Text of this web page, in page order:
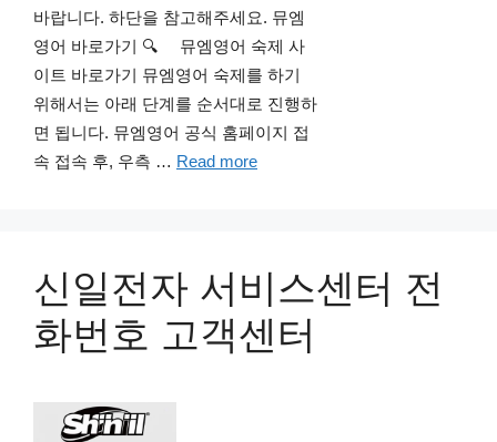
바랍니다. 하단을 참고해주세요. 뮤엠
영어 바로가기 🔍 뮤엠영어 숙제 사
이트 바로가기 뮤엠영어 숙제를 하기
위해서는 아래 단계를 순서대로 진행하
면 됩니다. 뮤엠영어 공식 홈페이지 접
속 접속 후, 우측 … Read more
신일전자 서비스센터 전
화번호 고객센터